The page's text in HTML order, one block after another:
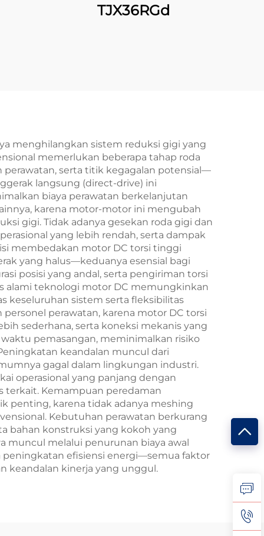
TJX36RGd
menghilangkan sistem reduksi gigi yang
memerlukan beberapa tahap roda
serta titik kegagalan potensial—
langsung (direct-drive) ini
biaya perawatan berkelanjutan
karena motor-motor ini mengubah
gigi. Tidak adanya gesekan roda gigi dan
yang lebih rendah, serta dampak
membedakan motor DC torsi tinggi
yang halus—keduanya esensial bagi
posisi yang andal, serta pengiriman torsi
alami teknologi motor DC memungkinkan
keseluruhan sistem serta fleksibilitas
perawatan, karena motor DC torsi
sederhana, serta koneksi mekanis yang
pemasangan, meminimalkan risiko
keandalan muncul dari
gagal dalam lingkungan industri.
operasional yang panjang dengan
terkait. Kemampuan peredaman
penting, karena tidak adanya meshing
Kebutuhan perawatan berkurang
bahan konstruksi yang kokoh yang
muncul melalui penurunan biaya awal
peningkatan efisiensi energi—semua faktor
keandalan kinerja yang unggul.